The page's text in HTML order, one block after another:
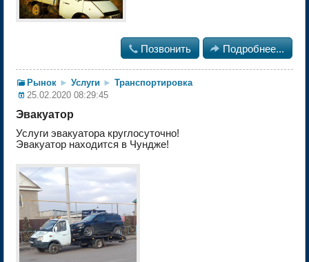
 Позвонить  Подробнее...
Рынок ► Услуги ► Транспортировка
25.02.2020 08:29:45
Эвакуатор
Услуги эвакуатора круглосуточно!
Эвакуатор находится в Чундже!